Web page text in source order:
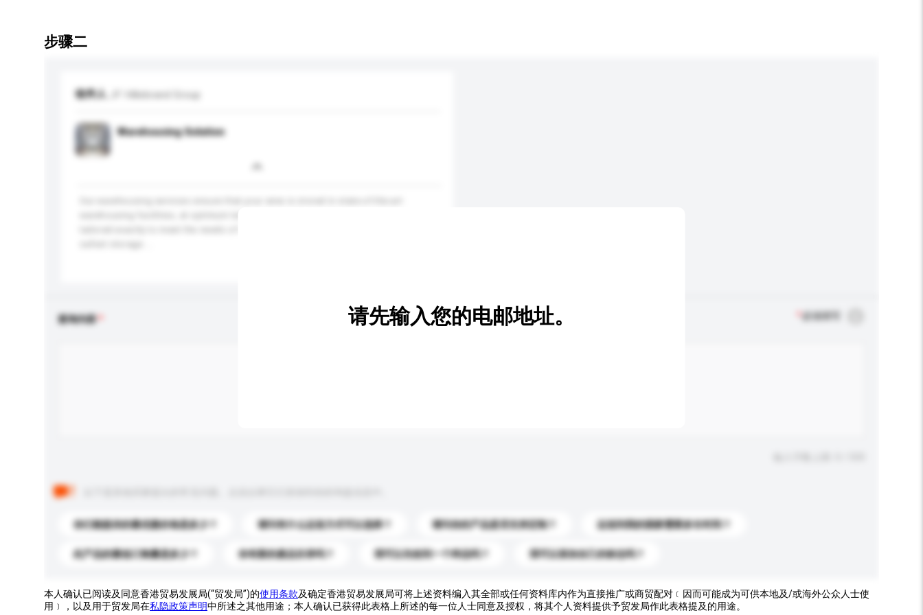
步骤二
收件人 JF Hillebrand Group
Warehousing Solution
查询内容 必须填写
你们能提供的最优惠价格是多少？ 请问有什么运送方式可以选择？ 请问你的产品是否支持定制？ 运送到我的国家需要多长时间？
此产品的最低订购量是多少？ 你有新的產品目录吗？ 我可以先收到一个样品吗？ 我可以添加自己的标志吗？
请先输入您的电邮地址。
本人确认已阅读及同意香港贸易发展局(“贸发局”)的使用条款及确定香港贸易发展局可将上述资料编入其全部或任何资料库内作为直接推广或商贸配对﹝因而可能成为可供本地及/或海外公众人士使
用﹞，以及用于贸发局在私隐政策声明中所述之其他用途；本人确认已获得此表格上所述的每一位人士同意及授权，将其个人资料提供予贸发局作此表格提及的用途。